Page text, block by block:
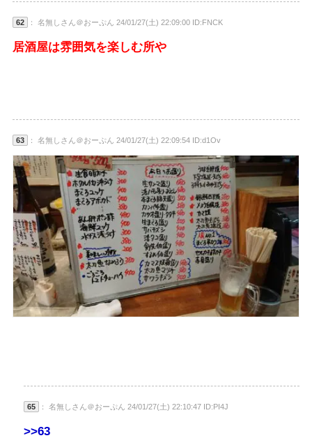
62 ： 名無しさん＠おーぷん 24/01/27(土) 22:09:00 ID:FNCK
居酒屋は雰囲気を楽しむ所や
63 ： 名無しさん＠おーぷん 24/01/27(土) 22:09:54 ID:d1Ov
65 ： 名無しさん＠おーぷん 24/01/27(土) 22:10:47 ID:PI4J
>>63